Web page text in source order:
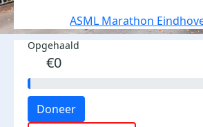
ASML Marathon
Opgehaald
€0
Doneer